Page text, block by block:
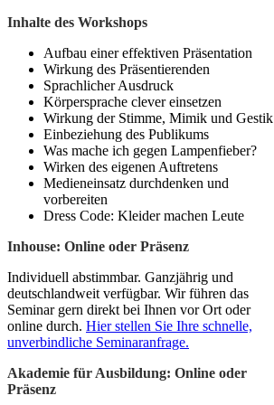
Inhalte des Workshops
Aufbau einer effektiven Präsentation
Wirkung des Präsentierenden
Sprachlicher Ausdruck
Körpersprache clever einsetzen
Wirkung der Stimme, Mimik und Gestik
Einbeziehung des Publikums
Was mache ich gegen Lampenfieber?
Wirken des eigenen Auftretens
Medieneinsatz durchdenken und
vorbereiten
Dress Code: Kleider machen Leute
Inhouse: Online oder Präsenz
Individuell abstimmbar. Ganzjährig und
deutschlandweit verfügbar. Wir führen das
Seminar gern direkt bei Ihnen vor Ort oder
online durch. Hier stellen Sie Ihre schnelle,
unverbindliche Seminaranfrage.
Akademie für Ausbildung: Online oder
Präsenz